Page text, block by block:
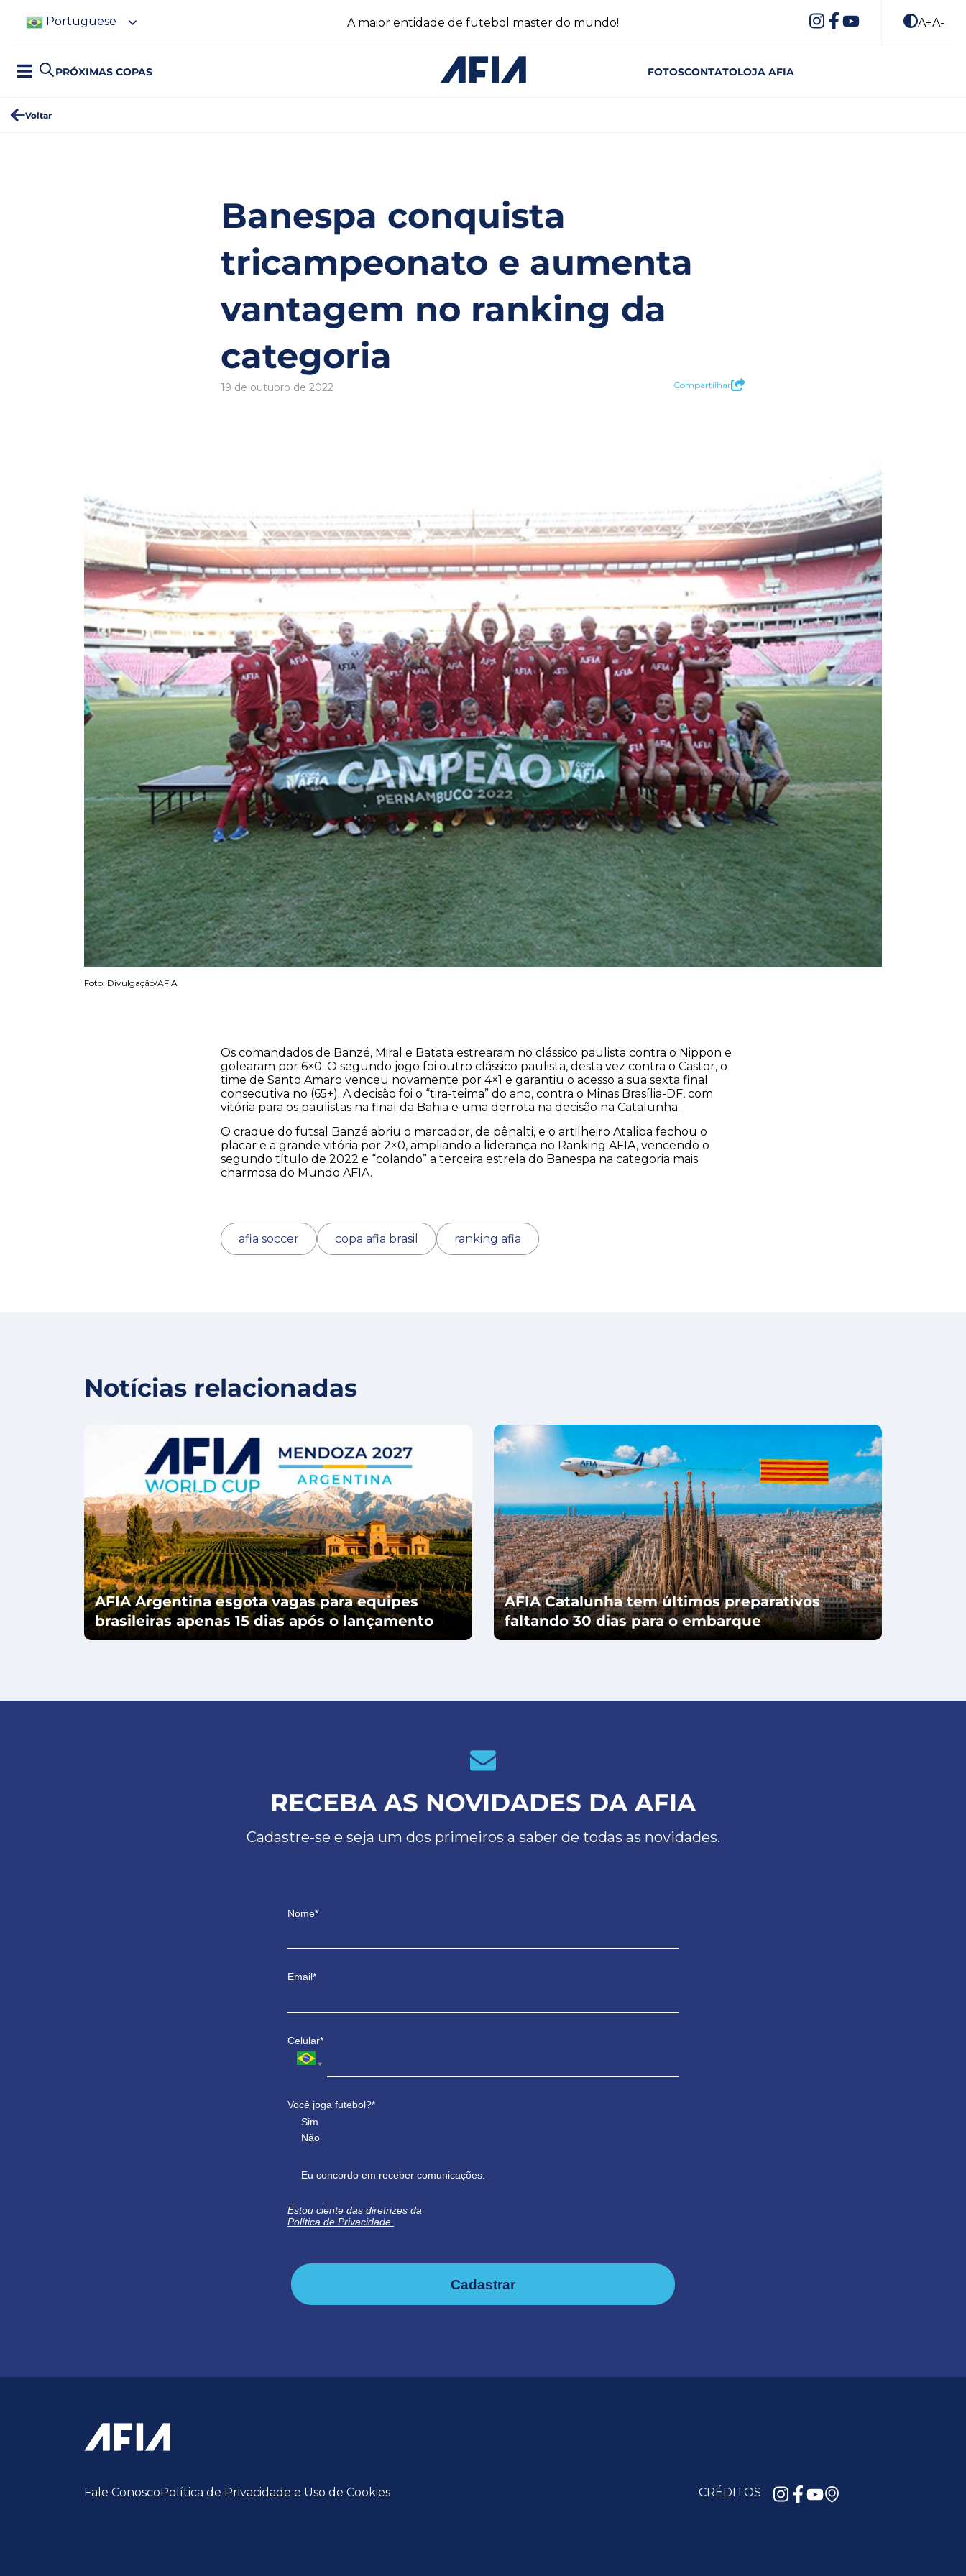
Portuguese A maior entidade de futebol master do mundo! A+A-
PRÓXIMAS COPAS FOTOSCONTATOLOJA AFIA
Voltar
Banespa conquista
tricampeonato e aumenta
vantagem no ranking da
categoria
19 de outubro de 2022 Compartilhar
Foto: Divulgação/AFIA
Os comandados de Banzé, Miral e Batata estrearam no clássico paulista contra o Nippon e
golearam por 6×0. O segundo jogo foi outro clássico paulista, desta vez contra o Castor, o
time de Santo Amaro venceu novamente por 4×1 e garantiu o acesso a sua sexta final
consecutiva no (65+). A decisão foi o “tira-teima” do ano, contra o Minas Brasília-DF, com
vitória para os paulistas na final da Bahia e uma derrota na decisão na Catalunha.
O craque do futsal Banzé abriu o marcador, de pênalti, e o artilheiro Ataliba fechou o
placar e a grande vitória por 2×0, ampliando a liderança no Ranking AFIA, vencendo o
segundo título de 2022 e “colando” a terceira estrela do Banespa na categoria mais
charmosa do Mundo AFIA.
afia soccer copa afia brasil ranking afia
Notícias relacionadas
AFIA Argentina esgota vagas para equipes
brasileiras apenas 15 dias após o lançamento
AFIA Catalunha tem últimos preparativos
faltando 30 dias para o embarque
RECEBA AS NOVIDADES DA AFIA
Cadastre-se e seja um dos primeiros a saber de todas as novidades.
Nome*
Email*
Celular*
Você joga futebol?*
Sim
Não
Eu concordo em receber comunicações.
Estou ciente das diretrizes da
Política de Privacidade.
Cadastrar
Fale Conosco Política de Privacidade e Uso de Cookies CRÉDITOS